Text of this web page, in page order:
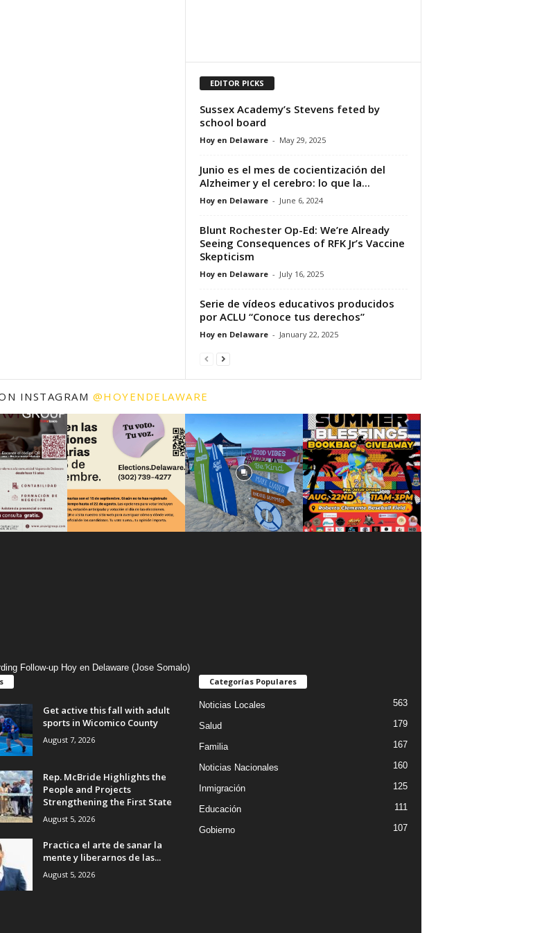
EDITOR PICKS
Sussex Academy’s Stevens feted by
school board
Hoy en Delaware - May 29, 2025
Junio es el mes de cocientización del
Alzheimer y el cerebro: lo que la...
Hoy en Delaware - June 6, 2024
Blunt Rochester Op-Ed: We’re Already
Seeing Consequences of RFK Jr’s Vaccine
Skepticism
Hoy en Delaware - July 16, 2025
Serie de vídeos educativos producidos
por ACLU “Conoce tus derechos”
Hoy en Delaware - January 22, 2025
INSTAGRAM @HOYENDELAWARE
Follow-up Hoy en Delaware (Jose Somalo)
Get active this fall with adult
sports in Wicomico County
August 7, 2026
Rep. McBride Highlights the
People and Projects
Strengthening the First State
August 5, 2026
Practica el arte de sanar la
mente y liberarnos de las...
August 5, 2026
Categorías Populares
Noticias Locales 563
Salud 179
Familia 167
Noticias Nacionales 160
Inmigración 125
Educación 111
Gobierno 107